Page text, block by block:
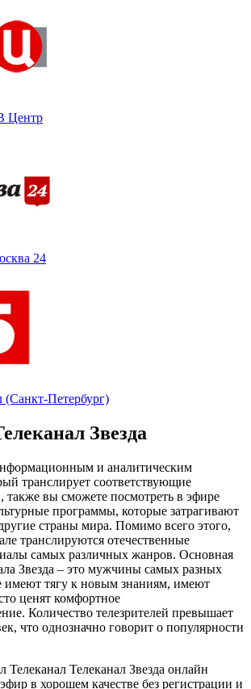
Центр
24
Петербург)
Звезда
и аналитическим
транслирует соответствующие
также вы сможете посмотреть в эфире
программы, которые затрагивают
страны мира. Помимо всего этого,
транслируются отечественные
самых различных жанров. Основная
Звезда – это мужчины самых разных
имеют тягу к новым знаниям, имеют
ценят комфортное
Количество телезрителей превышает
что однозначно говорит о популярности
Телеканал Телеканал Звезда онлайн
в хорошем качестве без регистрации и